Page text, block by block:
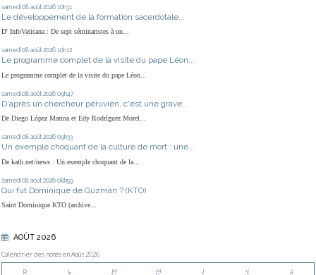
samedi 08 août 2026 10h31
Le développement de la formation sacerdotale...
D' InfoVaticana : De sept séminaristes à un...
samedi 08 août 2026 10h12
Le programme complet de la visite du pape Léon...
Le programme complet de la visite du pape Léon...
samedi 08 août 2026 09h47
D'après un chercheur péruvien, c'est une grave...
De Diego López Marina et Edy Rodríguez Morel...
samedi 08 août 2026 09h33
Un exemple choquant de la culture de mort : une...
De kath.net/news : Un exemple choquant de la...
samedi 08 août 2026 08h59
Qui fut Dominique de Guzmán ? (KTO)
Saint Dominique KTO (archive...
AOÛT 2026
Calendrier des notes en Août 2026
D L M M J V S